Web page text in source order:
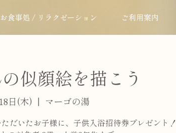
お食事処 / リラクゼーション ご利用案内
似顔絵を描こう
日(木)
  |
マーゴの湯
だいたお子様に、子供入浴招待券プレゼント！